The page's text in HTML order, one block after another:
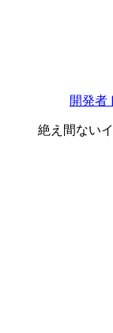
開発者
絶え間ない